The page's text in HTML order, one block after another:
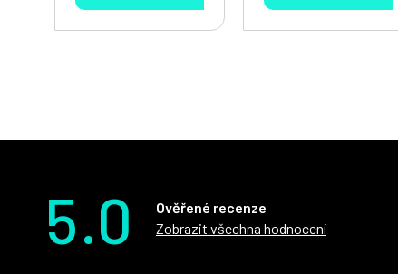
5.0
Ověřené recenze
Zobrazit všechna hodnocení